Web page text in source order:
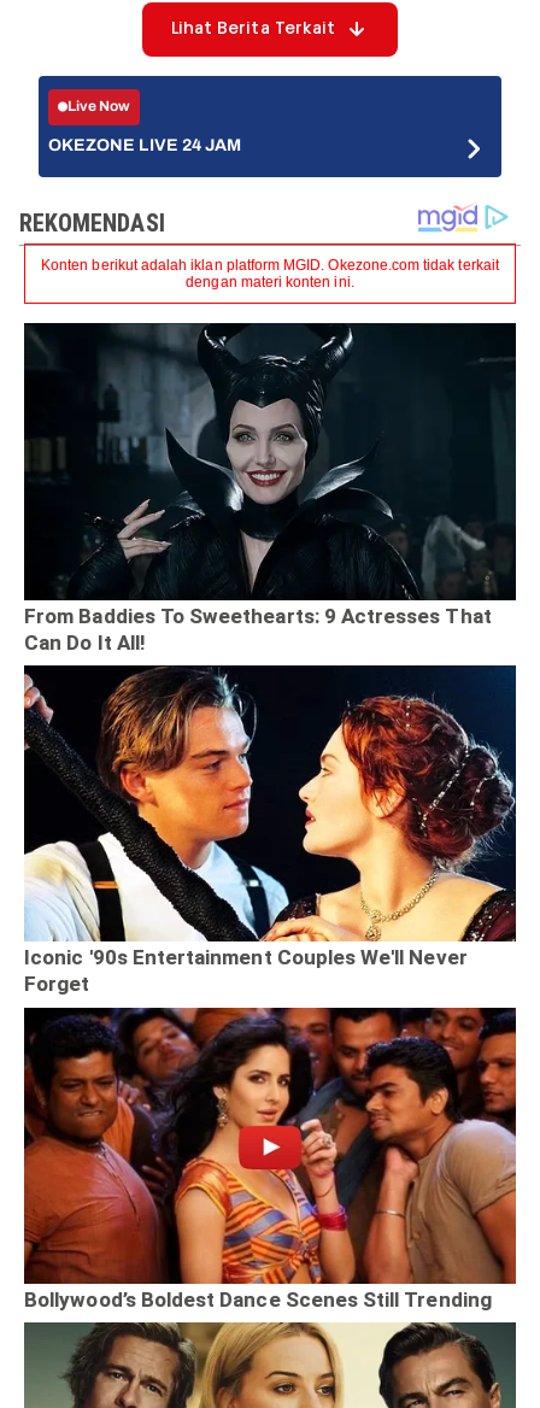
Lihat Berita Terkait
Live Now
OKEZONE LIVE 24 JAM